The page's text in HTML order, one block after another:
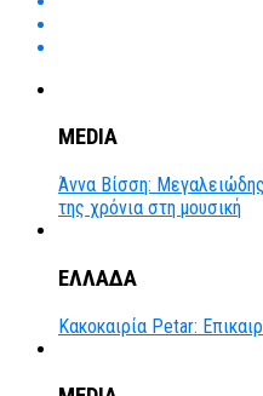
MEDIA
Άννα Βίσση:
της χρόνια στη μουσική
ΕΛΛΑΔΑ
Κακοκαιρία Petar: